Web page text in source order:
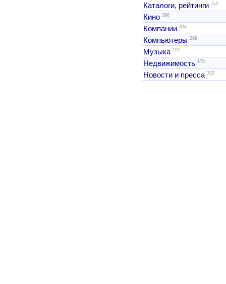
Каталоги, рейтинги 114
Кино 396
Компании 304
Компьютеры 299
Музыка 197
Недвижимость 178
Новости и пресса 322